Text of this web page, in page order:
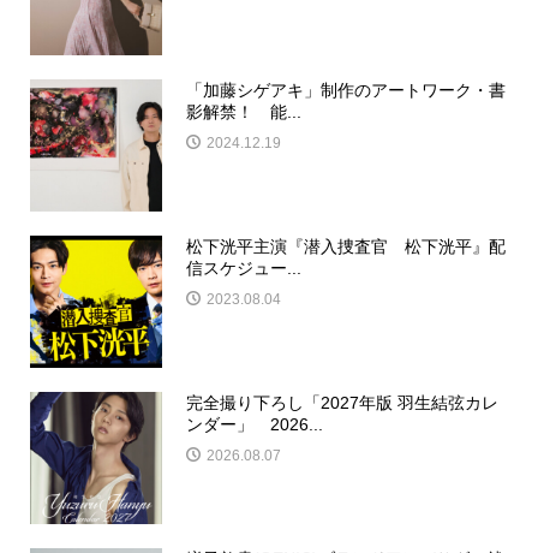
「加藤シゲアキ」制作のアートワーク・書
影解禁！ 能...
2024.12.19
松下洸平主演『潜入捜査官 松下洸平』配
信スケジュー...
2023.08.04
完全撮り下ろし「2027年版 羽生結弦カレ
ンダー」 2026...
2026.08.07